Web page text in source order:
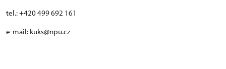
tel.: +420 499 692 161
e-mail: kuks@npu.cz